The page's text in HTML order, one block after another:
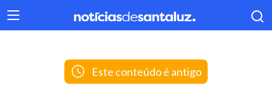
404
Este conteúdo é antigo